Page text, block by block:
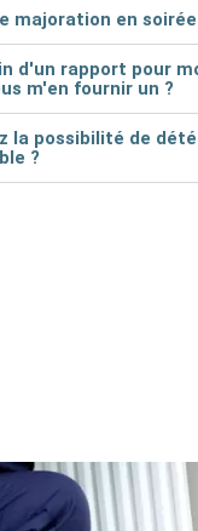
majoration en soirée
d'un rapport pour
m'en fournir un ?
la possibilité de
?